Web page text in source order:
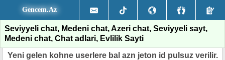
Gencem.Az
Seviyyeli chat, Medeni chat, Azeri chat, Seviyyeli sayt,
Medeni chat, Chat adlari, Evlilik Sayti
Yeni gelen kohne userlere bal azn jeton id pulsuz verilir.